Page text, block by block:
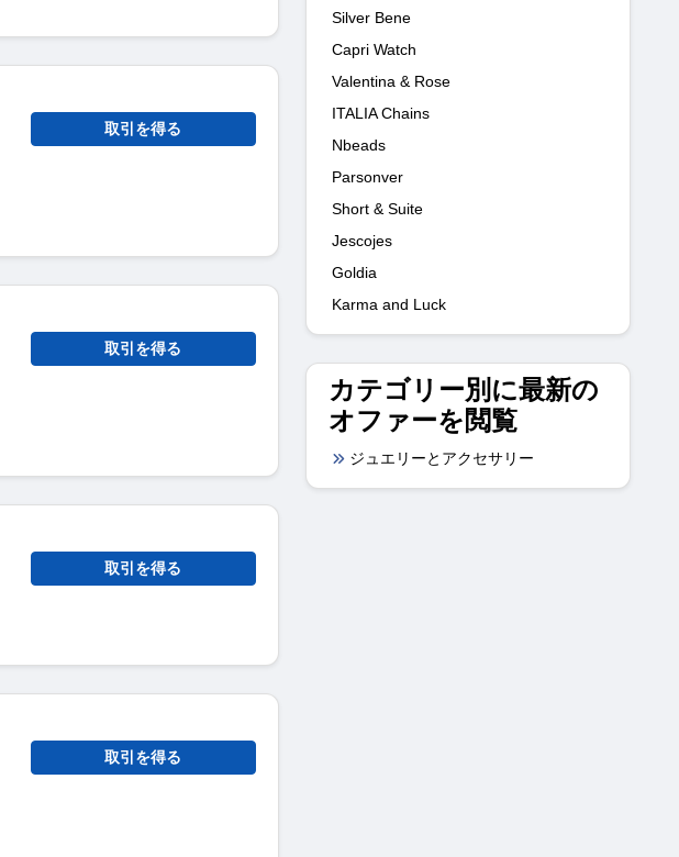
取引を得る
取引を得る
取引を得る
取引を得る
Silver Bene
Capri Watch
Valentina & Rose
ITALIA Chains
Nbeads
Parsonver
Short & Suite
Jescojes
Goldia
Karma and Luck
カテゴリー別に最新の
オファーを閲覧
ジュエリーとアクセサリー